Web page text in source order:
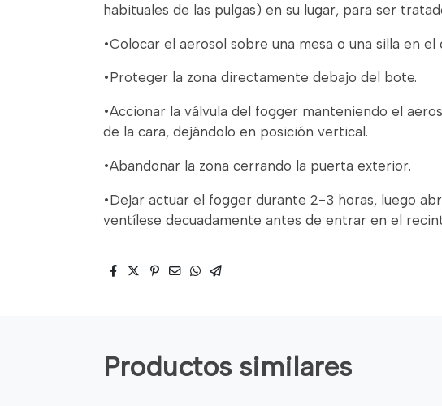
habituales de las pulgas) en su lugar, para ser
•Colocar el aerosol sobre una mesa o una silla en
•Proteger la zona directamente debajo del bote.
•Accionar la válvula del fogger manteniendo el
de la cara, dejándolo en posición vertical.
•Abandonar la zona cerrando la puerta exterior.
•Dejar actuar el fogger durante 2-3 horas, luego
ventílese decuadamente antes de entrar en el
Productos similares